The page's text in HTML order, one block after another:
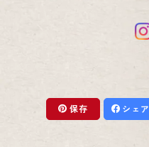
保存 シェア